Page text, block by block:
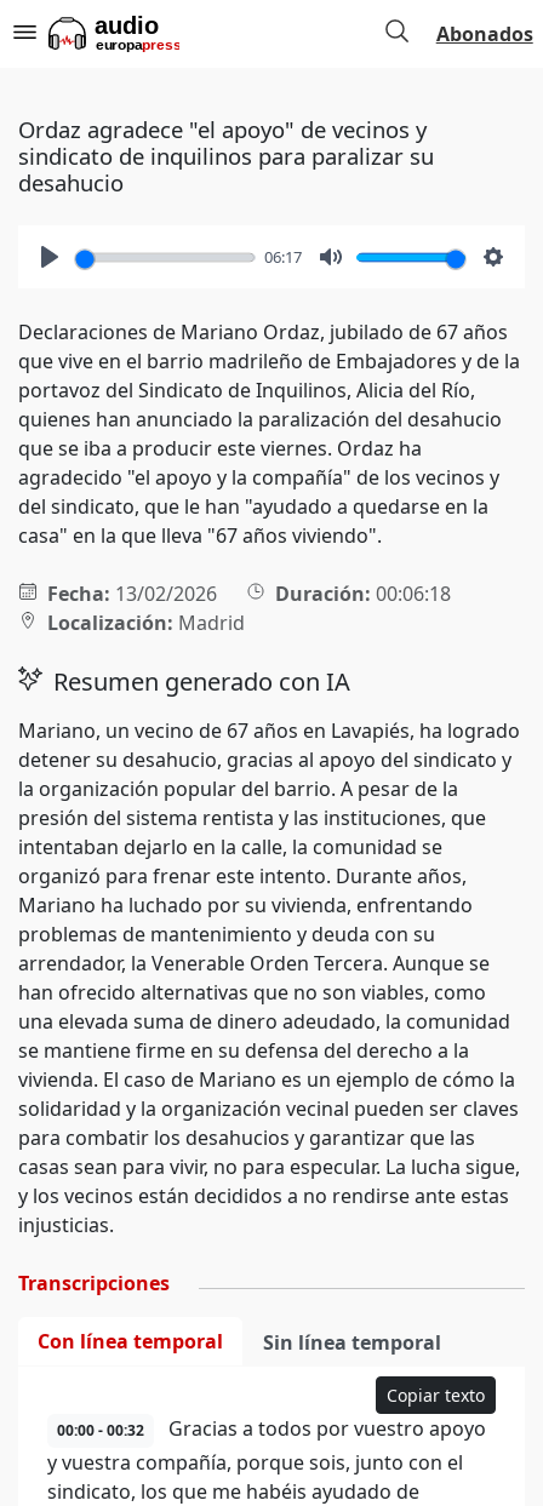
Abonados
Ordaz agradece "el apoyo" de vecinos y
sindicato de inquilinos para paralizar su
desahucio
06:17
Declaraciones de Mariano Ordaz, jubilado de 67 años
que vive en el barrio madrileño de Embajadores y de la
portavoz del Sindicato de Inquilinos, Alicia del Río,
quienes han anunciado la paralización del desahucio
que se iba a producir este viernes. Ordaz ha
agradecido "el apoyo y la compañía" de los vecinos y
del sindicato, que le han "ayudado a quedarse en la
casa" en la que lleva "67 años viviendo".
Fecha: 13/02/2026 Duración: 00:06:18
Localización: Madrid
Resumen generado con IA
Mariano, un vecino de 67 años en Lavapiés, ha logrado
detener su desahucio, gracias al apoyo del sindicato y
la organización popular del barrio. A pesar de la
presión del sistema rentista y las instituciones, que
intentaban dejarlo en la calle, la comunidad se
organizó para frenar este intento. Durante años,
Mariano ha luchado por su vivienda, enfrentando
problemas de mantenimiento y deuda con su
arrendador, la Venerable Orden Tercera. Aunque se
han ofrecido alternativas que no son viables, como
una elevada suma de dinero adeudado, la comunidad
se mantiene firme en su defensa del derecho a la
vivienda. El caso de Mariano es un ejemplo de cómo la
solidaridad y la organización vecinal pueden ser claves
para combatir los desahucios y garantizar que las
casas sean para vivir, no para especular. La lucha sigue,
y los vecinos están decididos a no rendirse ante estas
injusticias.
Transcripciones
Con línea temporal Sin línea temporal
Copiar texto
00:00 - 00:32
Gracias a todos por vuestro apoyo
y vuestra compañía, porque sois, junto con el
sindicato, los que me habéis ayudado de